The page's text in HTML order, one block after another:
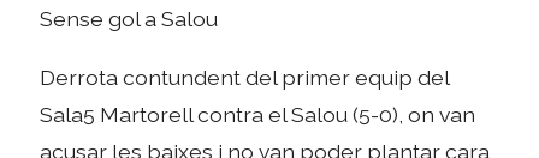
Sense gol a Salou
Derrota contundent del primer equip del
Sala5 Martorell contra el Salou (5-0), on van
acusar les baixes i no van poder plantar cara